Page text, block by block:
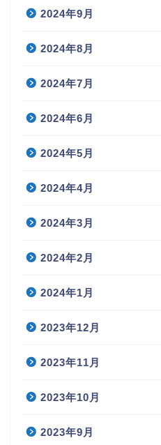
2024年9月
2024年8月
2024年7月
2024年6月
2024年5月
2024年4月
2024年3月
2024年2月
2024年1月
2023年12月
2023年11月
2023年10月
2023年9月